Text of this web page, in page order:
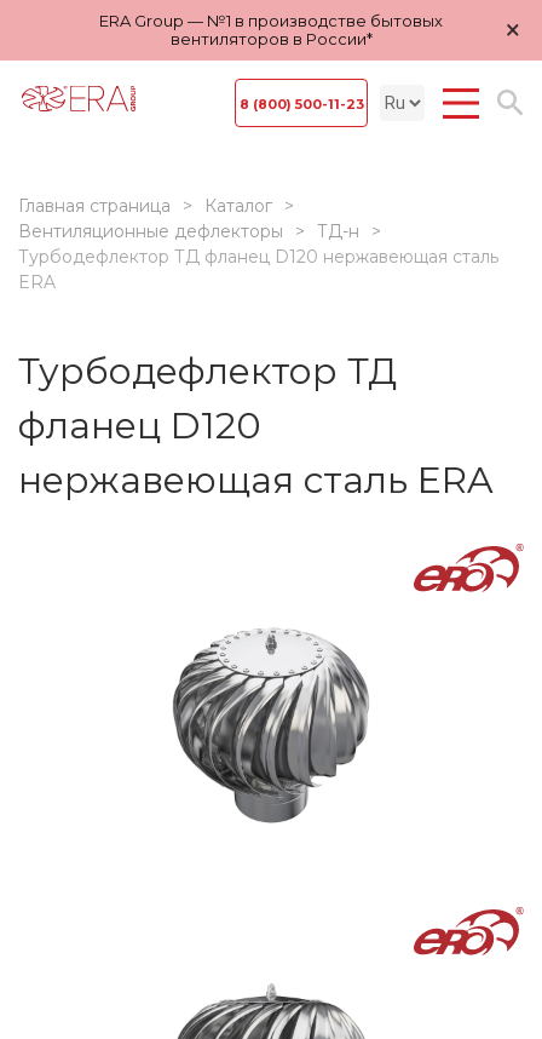
ERA Group — №1 в производстве бытовых
вентиляторов в России*
×
8 (800) 500-11-23
Главная страница
Каталог
Вентиляционные дефлекторы
ТД-н
Турбодефлектор ТД фланец D120 нержавеющая сталь
ERA
Турбодефлектор ТД
фланец D120
нержавеющая сталь ERA